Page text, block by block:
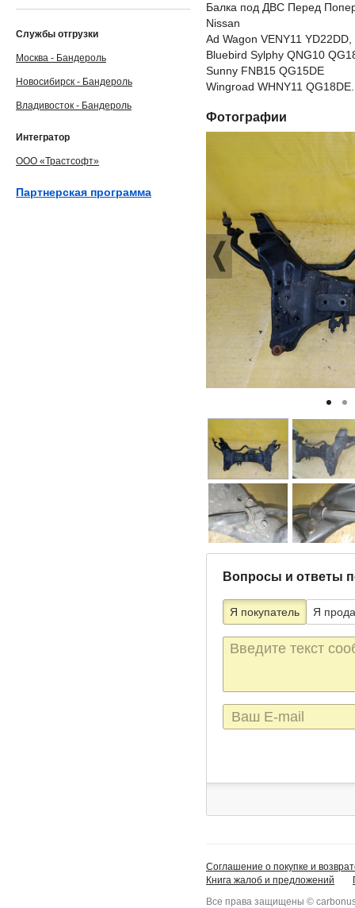
Балка под ДВС Перед
Nissan
Ad Wagon VENY11
Bluebird Sylphy QNG10
Sunny FNB15 QG15DE
Wingroad WHNY11
Фотографии
Вопросы и ответы
Я покупатель Я
Текст
сообщения
E-
mail
Службы отгрузки
Москва - Бандероль
Новосибирск - Бандероль
Владивосток - Бандероль
Интегратор
ООО «Трастсофт»
Партнерская программа
Соглашение о покупке и
Книга жалоб и предложений
Все права защищены ©